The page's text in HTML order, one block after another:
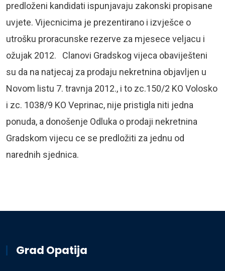
predloženi kandidati ispunjavaju zakonski propisane
uvjete. Vijecnicima je prezentirano i izvješce o
utrošku proracunske rezerve za mjesece veljacu i
ožujak 2012. Clanovi Gradskog vijeca obaviješteni
su da na natjecaj za prodaju nekretnina objavljen u
Novom listu 7. travnja 2012., i to zc.150/2 KO Volosko
i zc. 1038/9 KO Veprinac, nije pristigla niti jedna
ponuda, a donošenje Odluka o prodaji nekretnina
Gradskom vijecu ce se predložiti za jednu od
narednih sjednica.
Grad Opatija